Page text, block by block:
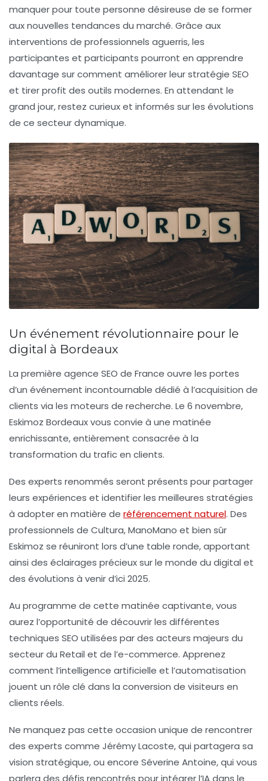
manquer pour toute personne désireuse de se former
aux nouvelles tendances du marché. Grâce aux
interventions de professionnels aguerris, les
participantes et participants pourront en apprendre
davantage sur comment améliorer leur stratégie SEO
et tirer profit des outils modernes. En attendant le
grand jour, restez curieux et informés sur les évolutions
de ce secteur dynamique.
Un événement révolutionnaire pour le
digital à Bordeaux
La première agence SEO de France ouvre les portes
d’un événement incontournable dédié à l’acquisition de
clients via les moteurs de recherche. Le 6 novembre,
Eskimoz Bordeaux vous convie à une matinée
enrichissante, entièrement consacrée à la
transformation du trafic en clients.
Des experts renommés seront présents pour partager
leurs expériences et identifier les meilleures stratégies
à adopter en matière de référencement naturel. Des
professionnels de Cultura, ManoMano et bien sûr
Eskimoz se réuniront lors d’une table ronde, apportant
ainsi des éclairages précieux sur le monde du digital et
des évolutions à venir d’ici 2025.
Au programme de cette matinée captivante, vous
aurez l’opportunité de découvrir les différentes
techniques SEO utilisées par des acteurs majeurs du
secteur du Retail et de l’e-commerce. Apprenez
comment l’intelligence artificielle et l’automatisation
jouent un rôle clé dans la conversion de visiteurs en
clients réels.
Ne manquez pas cette occasion unique de rencontrer
des experts comme Jérémy Lacoste, qui partagera sa
vision stratégique, ou encore Séverine Antoine, qui vous
parlera des défis rencontrés pour intégrer l’IA dans le